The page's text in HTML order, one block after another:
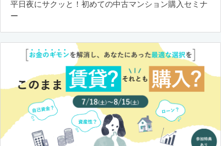
平日夜にサクッと！初めての中古マンション購入セミナ
ー